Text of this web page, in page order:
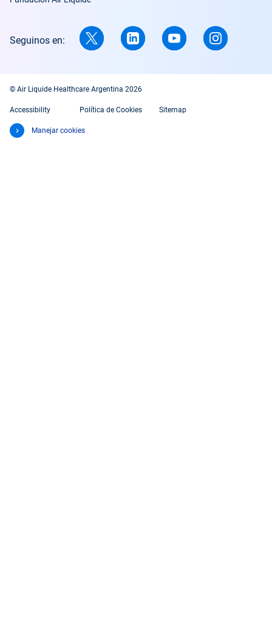
Seguinos en:
© Air Liquide Healthcare Argentina 2026
Accessibility Política de Cookies Sitemap
Manejar cookies